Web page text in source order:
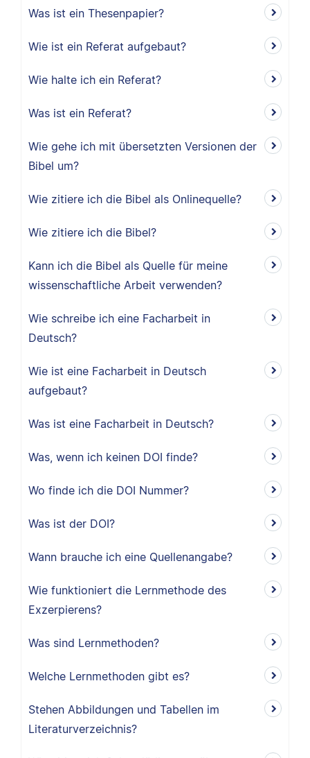
Was ist ein Thesenpapier?
Wie ist ein Referat aufgebaut?
Wie halte ich ein Referat?
Was ist ein Referat?
Wie gehe ich mit übersetzten Versionen der
Bibel um?
Wie zitiere ich die Bibel als Onlinequelle?
Wie zitiere ich die Bibel?
Kann ich die Bibel als Quelle für meine
wissenschaftliche Arbeit verwenden?
Wie schreibe ich eine Facharbeit in
Deutsch?
Wie ist eine Facharbeit in Deutsch
aufgebaut?
Was ist eine Facharbeit in Deutsch?
Was, wenn ich keinen DOI finde?
Wo finde ich die DOI Nummer?
Was ist der DOI?
Wann brauche ich eine Quellenangabe?
Wie funktioniert die Lernmethode des
Exzerpierens?
Was sind Lernmethoden?
Welche Lernmethoden gibt es?
Stehen Abbildungen und Tabellen im
Literaturverzeichnis?